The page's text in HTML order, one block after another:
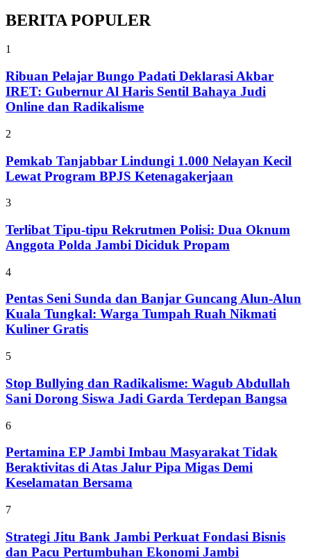
BERITA POPULER
1
Ribuan Pelajar Bungo Padati Deklarasi Akbar
IRET: Gubernur Al Haris Sentil Bahaya Judi
Online dan Radikalisme
2
Pemkab Tanjabbar Lindungi 1.000 Nelayan Kecil
Lewat Program BPJS Ketenagakerjaan
3
Terlibat Tipu-tipu Rekrutmen Polisi: Dua Oknum
Anggota Polda Jambi Diciduk Propam
4
Pentas Seni Sunda dan Banjar Guncang Alun-Alun
Kuala Tungkal: Warga Tumpah Ruah Nikmati
Kuliner Gratis
5
Stop Bullying dan Radikalisme: Wagub Abdullah
Sani Dorong Siswa Jadi Garda Terdepan Bangsa
6
Pertamina EP Jambi Imbau Masyarakat Tidak
Beraktivitas di Atas Jalur Pipa Migas Demi
Keselamatan Bersama
7
Strategi Jitu Bank Jambi Perkuat Fondasi Bisnis
dan Pacu Pertumbuhan Ekonomi Jambi